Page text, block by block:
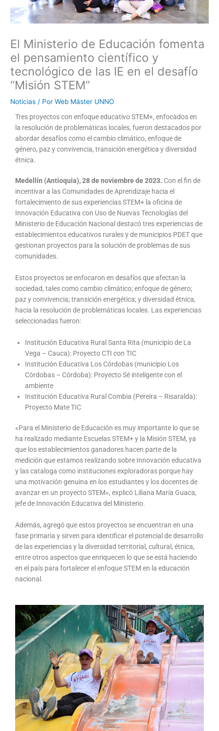
El Ministerio de Educación fomenta
el pensamiento científico y
tecnológico de las IE en el desafío
“Misión STEM”
Noticias / PorWeb Máster UNNO
Tres proyectos con enfoque educativo STEM+, enfocados en
la resolución de problemáticas locales, fueron destacados por
abordar desafíos como el cambio climático, enfoque de
género, paz y convivencia, transición energética y diversidad
étnica.
Medellín (Antioquia), 28 de noviembre de 2023. Con el fin de
incentivar a las Comunidades de Aprendizaje hacia el
fortalecimiento de sus experiencias STEM+ la oficina de
Innovación Educativa con Uso de Nuevas Tecnologías del
Ministerio de Educación Nacional destacó tres experiencias de
establecimientos educativos rurales y de municipios PDET que
gestionan proyectos para la solución de problemas de sus
comunidades.
Estos proyectos se enfocaron en desafíos que afectan la
sociedad, tales como cambio climático; enfoque de género;
paz y convivencia; transición energética; y diversidad étnica,
hacia la resolución de problemáticas locales. Las experiencias
seleccionadas fueron:
Institución Educativa Rural Santa Rita (municipio de La
Vega – Cauca): Proyecto CTI con TIC
Institución Educativa Los Córdobas (municipio Los
Córdobas – Córdoba): Proyecto Sé inteligente con el
ambiente
Institución Educativa Rural Combia (Pereira – Risaralda):
Proyecto Mate TIC
«Para el Ministerio de Educación es muy importante lo que se
ha realizado mediante Escuelas STEM+ y la Misión STEM, ya
que los establecimientos ganadores hacen parte de la
medición que estamos realizando sobre Innovación educativa
y las cataloga como instituciones exploradoras porque hay
una motivación genuina en los estudiantes y los docentes de
avanzar en un proyecto STEM», explicó Liliana María Guaca,
jefe de Innovación Educativa del Ministerio.
Además, agregó que estos proyectos se encuentran en una
fase primaria y sirven para identificar el potencial de desarrollo
de las experiencias y la diversidad territorial, cultural, étnica,
entre otros aspectos que enriquecen lo que se está haciendo
en el país para fortalecer el enfoque STEM en la educación
nacional.